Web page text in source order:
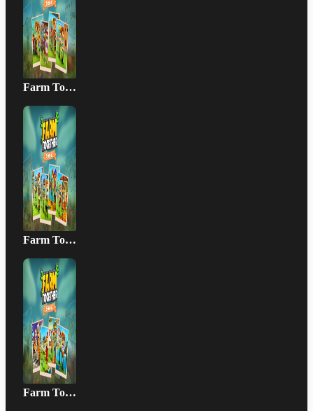
Farm Together - Season 2 Bundle
Farm Together - Season 3 Bundle
Farm Together - Season 4 Bundle